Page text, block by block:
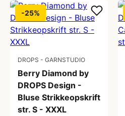
-25%
DROPS - GARNSTUDIO
Berry Diamond by
DROPS Design -
Bluse Strikkeopskrift
str. S - XXXL